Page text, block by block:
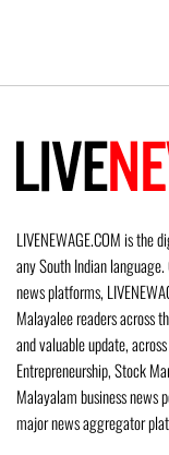
LIVENEWAGE.COM is
any South Indian
news platforms,
Malayalee readers across
and valuable update,
Entrepreneurship, Stock
Malayalam business news
major news aggregator